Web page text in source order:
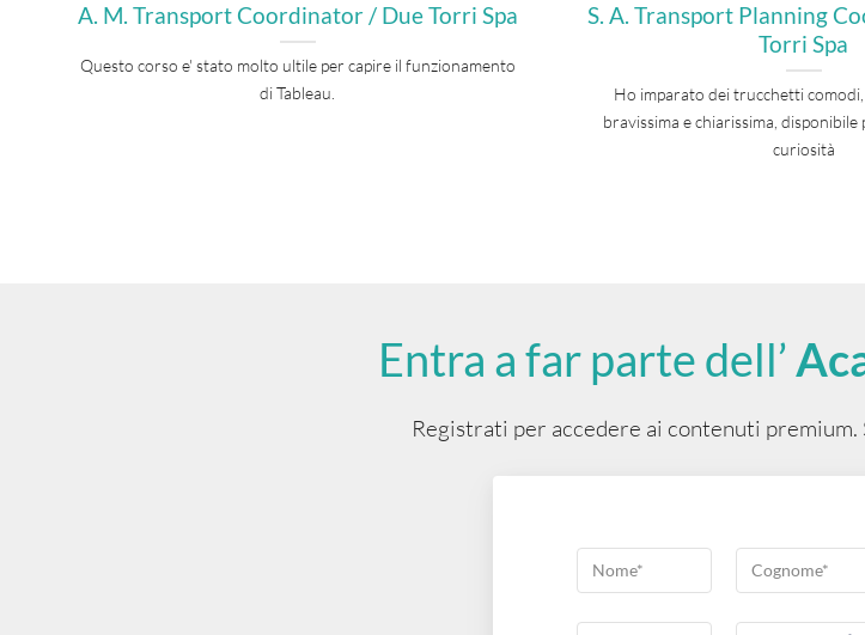
A. M. Transport Coordinator / Due Torri Spa
Questo corso e' stato molto ultile per capire il funzionamento
di Tableau.
S. A. Transport Planning
Torri Spa
Ho imparato dei trucchetti
bravissima e chiarissima,
curiosità
Entra a far parte dell’
Registrati per accedere ai contenuti